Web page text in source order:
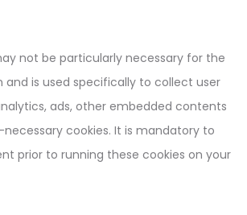
not be particularly necessary for the
is used specifically to collect user
ads, other embedded contents
cookies. It is mandatory to
prior to running these cookies on your